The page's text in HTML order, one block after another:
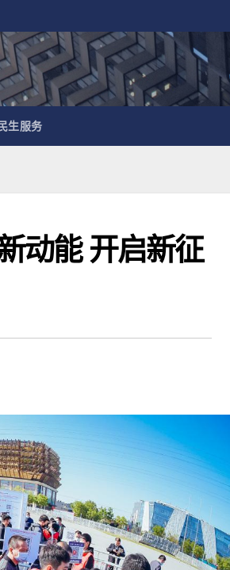
生服务
动能 开启新征